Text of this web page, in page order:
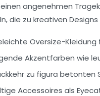
angenehmen
die zu kreativen Designs
Oversize-Kleidung
Akzentfarben wie
zu figura betonten
Accessoires als